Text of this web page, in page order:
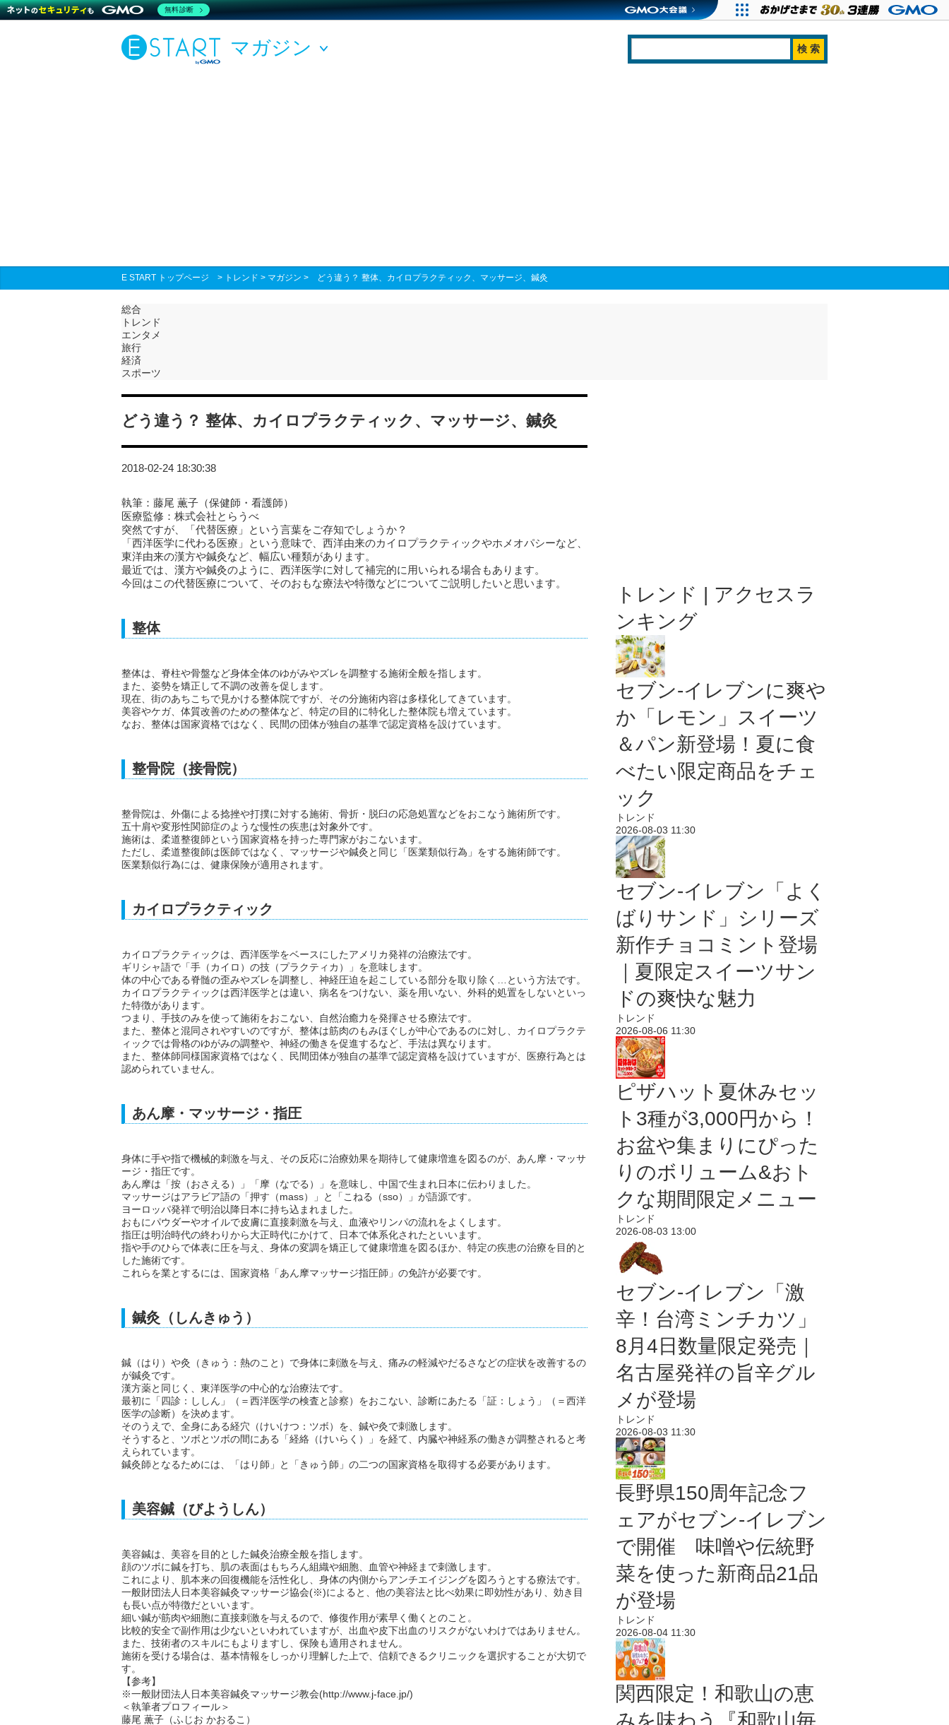
マガジン
E START トップページ > トレンド > マガジン > どう違う？ 整体、カイロプラクティック、マッサージ、鍼灸
総合
トレンド
エンタメ
旅行
経済
スポーツ
どう違う？ 整体、カイロプラクティック、マッサージ、鍼灸
2018-02-24 18:30:38
執筆：藤尾 薫子（保健師・看護師）
医療監修：株式会社とらうべ
突然ですが、「代替医療」という言葉をご存知でしょうか？
「西洋医学に代わる医療」という意味で、西洋由来のカイロプラクティックやホメオパシーなど、
東洋由来の漢方や鍼灸など、幅広い種類があります。
最近では、漢方や鍼灸のように、西洋医学に対して補完的に用いられる場合もあります。
今回はこの代替医療について、そのおもな療法や特徴などについてご説明したいと思います。
整体
整体は、脊柱や骨盤など身体全体のゆがみやズレを調整する施術全般を指します。
また、姿勢を矯正して不調の改善を促します。
現在、街のあちこちで見かける整体院ですが、その分施術内容は多様化してきています。
美容やケガ、体質改善のための整体など、特定の目的に特化した整体院も増えています。
なお、整体は国家資格ではなく、民間の団体が独自の基準で認定資格を設けています。
整骨院（接骨院）
整骨院は、外傷による捻挫や打撲に対する施術、骨折・脱臼の応急処置などをおこなう施術所です。
五十肩や変形性関節症のような慢性の疾患は対象外です。
施術は、柔道整復師という国家資格を持った専門家がおこないます。
ただし、柔道整復師は医師ではなく、マッサージや鍼灸と同じ「医業類似行為」をする施術師です。
医業類似行為には、健康保険が適用されます。
カイロプラクティック
カイロプラクティックは、西洋医学をベースにしたアメリカ発祥の治療法です。
ギリシャ語で「手（カイロ）の技（プラクティカ）」を意味します。
体の中心である脊髄の歪みやズレを調整し、神経圧迫を起こしている部分を取り除く…という方法です。
カイロプラクティックは西洋医学とは違い、病名をつけない、薬を用いない、外科的処置をしないといっ
た特徴があります。
つまり、手技のみを使って施術をおこない、自然治癒力を発揮させる療法です。
また、整体と混同されやすいのですが、整体は筋肉のもみほぐしが中心であるのに対し、カイロプラクテ
ィックでは骨格のゆがみの調整や、神経の働きを促進するなど、手法は異なります。
また、整体師同様国家資格ではなく、民間団体が独自の基準で認定資格を設けていますが、医療行為とは
認められていません。
あん摩・マッサージ・指圧
身体に手や指で機械的刺激を与え、その反応に治療効果を期待して健康増進を図るのが、あん摩・マッサ
ージ・指圧です。
あん摩は「按（おさえる）」「摩（なでる）」を意味し、中国で生まれ日本に伝わりました。
マッサージはアラビア語の「押す（mass）」と「こねる（sso）」が語源です。
ヨーロッパ発祥で明治以降日本に持ち込まれました。
おもにパウダーやオイルで皮膚に直接刺激を与え、血液やリンパの流れをよくします。
指圧は明治時代の終わりから大正時代にかけて、日本で体系化されたといいます。
指や手のひらで体表に圧を与え、身体の変調を矯正して健康増進を図るほか、特定の疾患の治療を目的と
した施術です。
これらを業とするには、国家資格「あん摩マッサージ指圧師」の免許が必要です。
鍼灸（しんきゅう）
鍼（はり）や灸（きゅう：熱のこと）で身体に刺激を与え、痛みの軽減やだるさなどの症状を改善するの
が鍼灸です。
漢方薬と同じく、東洋医学の中心的な治療法です。
最初に「四診：ししん」（＝西洋医学の検査と診察）をおこない、診断にあたる「証：しょう」（＝西洋
医学の診断）を決めます。
そのうえで、全身にある経穴（けいけつ：ツボ）を、鍼や灸で刺激します。
そうすると、ツボとツボの間にある「経絡（けいらく）」を経て、内臓や神経系の働きが調整されると考
えられています。
鍼灸師となるためには、「はり師」と「きゅう師」の二つの国家資格を取得する必要があります。
美容鍼（びようしん）
美容鍼は、美容を目的とした鍼灸治療全般を指します。
顔のツボに鍼を打ち、肌の表面はもちろん組織や細胞、血管や神経まで刺激します。
これにより、肌本来の回復機能を活性化し、身体の内側からアンチエイジングを図ろうとする療法です。
一般財団法人日本美容鍼灸マッサージ協会(※)によると、他の美容法と比べ効果に即効性があり、効き目
も長い点が特徴だといいます。
細い鍼が筋肉や細胞に直接刺激を与えるので、修復作用が素早く働くとのこと。
比較的安全で副作用は少ないといわれていますが、出血や皮下出血のリスクがないわけではありません。
また、技術者のスキルにもよりますし、保険も適用されません。
施術を受ける場合は、基本情報をしっかり理解した上で、信頼できるクリニックを選択することが大切で
す。
【参考】
※一般財団法人日本美容鍼灸マッサージ教会(http://www.j-face.jp/)
＜執筆者プロフィール＞
藤尾 薫子（ふじお かおるこ）
トレンド | アクセスラ
ンキング
セブン‐イレブンに爽や
か「レモン」スイーツ
＆パン新登場！夏に食
べたい限定商品をチェ
ック
トレンド
2026-08-03 11:30
セブン‐イレブン「よく
ばりサンド」シリーズ
新作チョコミント登場
｜夏限定スイーツサン
ドの爽快な魅力
トレンド
2026-08-06 11:30
ピザハット夏休みセッ
ト3種が3,000円から！
お盆や集まりにぴった
りのボリューム&おト
クな期間限定メニュー
トレンド
2026-08-03 13:00
セブン-イレブン「激
辛！台湾ミンチカツ」
8月4日数量限定発売｜
名古屋発祥の旨辛グル
メが登場
トレンド
2026-08-03 11:30
長野県150周年記念フ
ェアがセブン-イレブン
で開催 味噌や伝統野
菜を使った新商品21品
が登場
トレンド
2026-08-04 11:30
関西限定！和歌山の恵
みを味わう『和歌山毎
無料診断